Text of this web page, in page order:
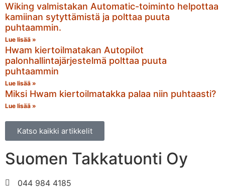
Wiking valmistakan Automatic-toiminto helpottaa
kamiinan sytyttämistä ja polttaa puuta
puhtaammin.
Lue lisää »
Hwam kiertoilmatakan Autopilot
palonhallintajärjestelmä polttaa puuta
puhtaammin
Lue lisää »
Miksi Hwam kiertoilmatakka palaa niin puhtaasti?
Lue lisää »
Katso kaikki artikkelit
Suomen Takkatuonti Oy
044 984 4185